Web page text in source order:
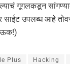
गूगलकडून
उपलब्ध आहे
Plus Hacking